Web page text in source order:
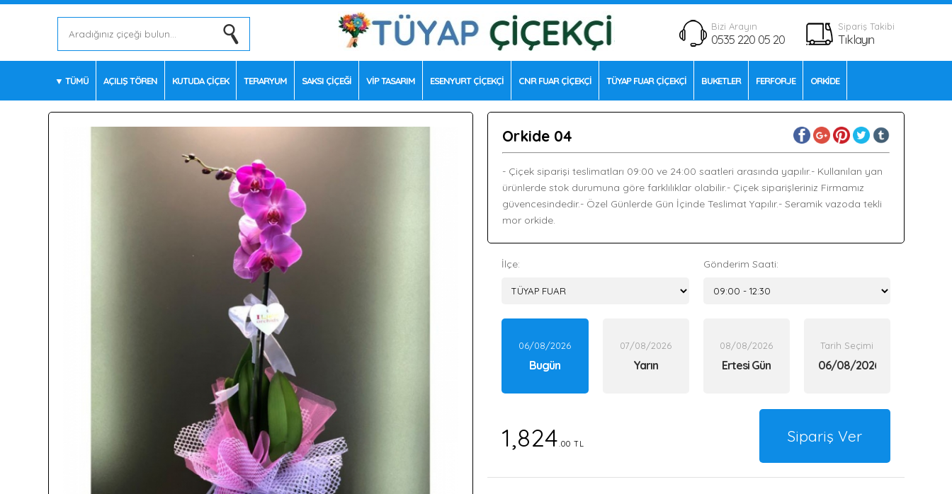
Bizi Arayın
0535 220 05 20
Sipariş Takibi
Tıklayın
TÜMÜ AÇILIŞ TÖREN KUTUDA ÇİÇEK TERARYUM SAKSI ÇİÇEĞİ VİP TASARIM ESENYURT ÇİÇEKÇİ CNR FUAR ÇİÇEKÇİ TÜYAP FUAR ÇİÇEKÇİ BUKETLER FERFORJE ORKİDE
Orkide 04
- Çiçek siparişi teslimatları 09:00 ve 24:00 saatleri arasında yapılır.- Kullanılan yan
ürünlerde stok durumuna göre farklılıklar olabilir.- Çiçek siparişleriniz Firmamız
güvencesindedir.- Özel Günlerde Gün İçinde Teslimat Yapılır.- Seramik vazoda tekli
mor orkide.
İlçe: Gönderim Saati:
06/08/2026
Bugün
07/08/2026
Yarın
08/08/2026
Ertesi Gün
Tarih Seçimi
1,824.00 TL Sipariş Ver